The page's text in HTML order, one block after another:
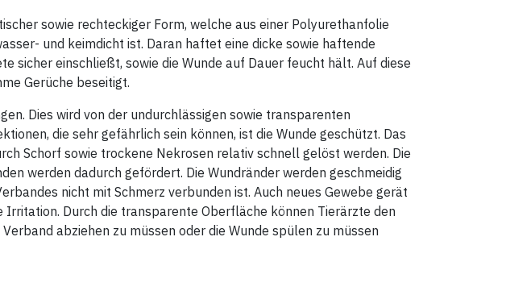
sowie rechteckiger Form, welche aus einer Polyurethanfolie
und keimdicht ist. Daran haftet eine dicke sowie haftende
sicher einschließt, sowie die Wunde auf Dauer feucht hält. Auf diese
Gerüche beseitigt.
Dies wird von der undurchlässigen sowie transparenten
die sehr gefährlich sein können, ist die Wunde geschützt. Das
Schorf sowie trockene Nekrosen relativ schnell gelöst werden. Die
werden dadurch gefördert. Die Wundränder werden geschmeidig
nicht mit Schmerz verbunden ist. Auch neues Gewebe gerät
Irritation. Durch die transparente Oberfläche können Tierärzte den
abziehen zu müssen oder die Wunde spülen zu müssen